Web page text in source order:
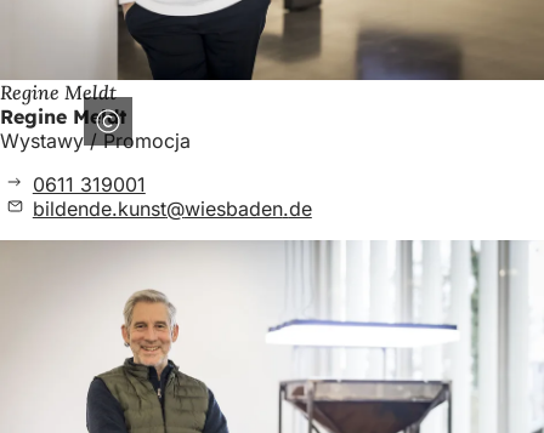
Regine Meldt
Regine Meldt
Wystawy / Promocja
0611 319001
bildende.kunst
wiesbaden de